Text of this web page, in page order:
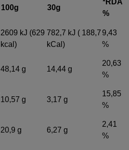
100g 30g
*RDA
%
2609 kJ (629
kcal)
782,7 kJ ( 188,7
kCal)
9,43
%
48,14 g 14,44 g
20,63
%
10,57 g 3,17 g
15,85
%
20,9 g 6,27 g
2,41
%